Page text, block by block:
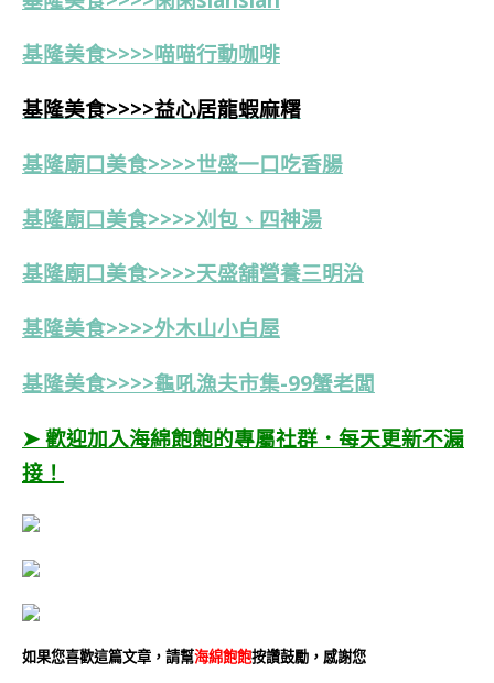
基隆美食>>>>喵喵行動咖啡
基隆美食>>>>益心居龍蝦麻糬
基隆廟口美食>>>>世盛一口吃香腸
基隆廟口美食>>>>刈包、四神湯
基隆廟口美食>>>>天盛舖營養三明治
基隆美食>>>>外木山小白屋
基隆美食>>>>龜吼漁夫市集-99蟹老闆
➤ 歡迎加入海綿飽飽的專屬社群．每天更新不漏
接！
如果您喜歡這篇文章，請幫海綿飽飽按讚鼓勵，感謝您